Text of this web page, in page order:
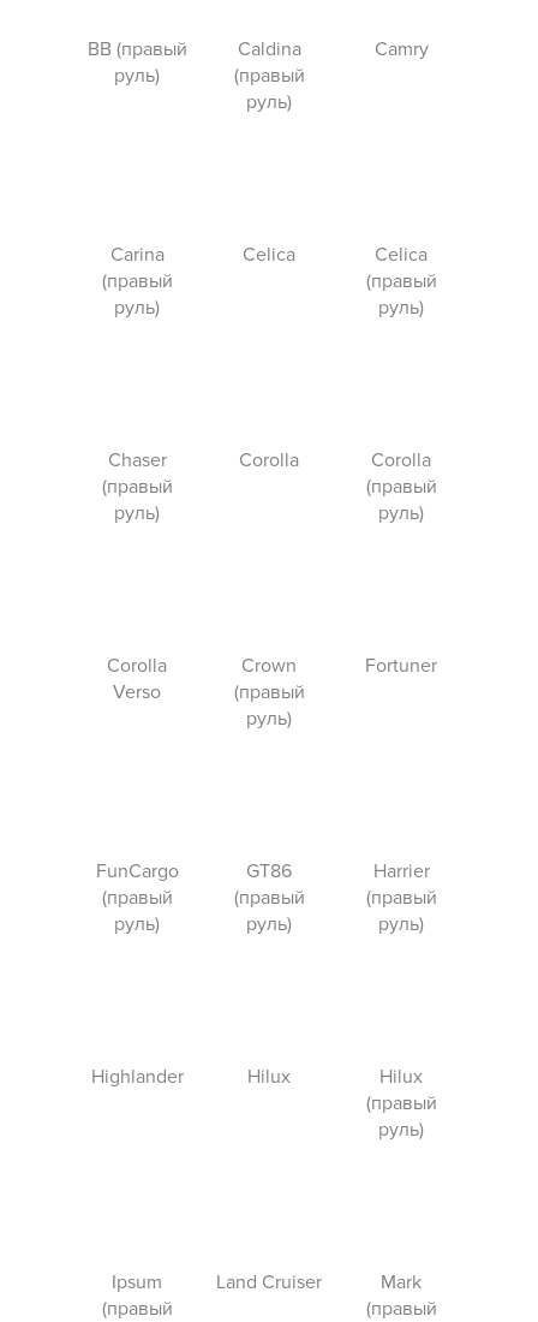
BB (правый
руль)
Caldina
(правый
руль)
Camry
Carina
(правый
руль)
Celica
Celica
(правый
руль)
Chaser
(правый
руль)
Corolla
Corolla
(правый
руль)
Corolla
Verso
Crown
(правый
руль)
Fortuner
FunCargo
(правый
руль)
GT86
(правый
руль)
Harrier
(правый
руль)
Highlander Hilux
Hilux
(правый
руль)
Ipsum
(правый
Land Cruiser
Mark
(правый